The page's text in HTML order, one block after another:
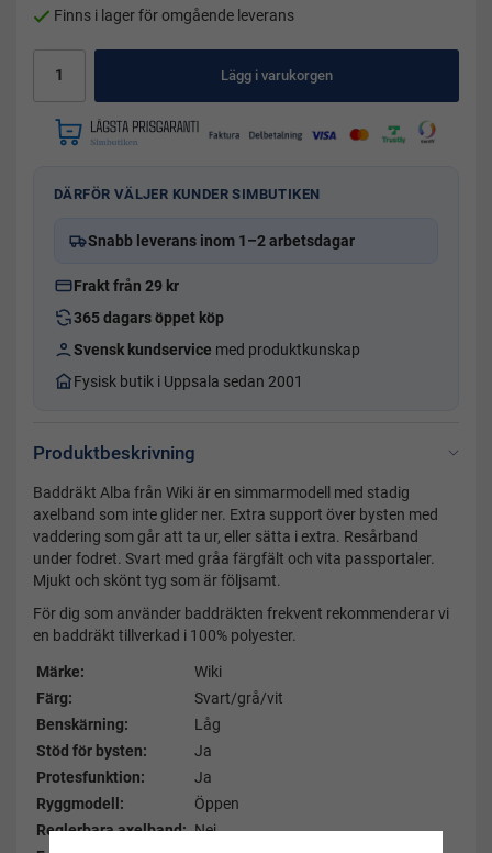
Finns i lager för omgående leverans
Lägg i varukorgen
DÄRFÖR VÄLJER KUNDER SIMBUTIKEN
Snabb leverans inom 1–2 arbetsdagar
Frakt från 29 kr
365 dagars öppet köp
Svensk kundservice med produktkunskap
Fysisk butik i Uppsala sedan 2001
Produktbeskrivning
Baddräkt Alba från Wiki är en simmarmodell med stadig
axelband som inte glider ner. Extra support över bysten med
vaddering som går att ta ur, eller sätta i extra. Resårband
under fodret. Svart med gråa färgfält och vita passportaler.
Mjukt och skönt tyg som är följsamt.
För dig som använder baddräkten frekvent rekommenderar vi
en baddräkt tillverkad i 100% polyester.
Märke:
Wiki
Färg:
Svart/grå/vit
Benskärning:
Låg
Stöd för bysten:
Ja
Protesfunktion:
Ja
Ryggmodell:
Öppen
Reglerbara axelband: Nej